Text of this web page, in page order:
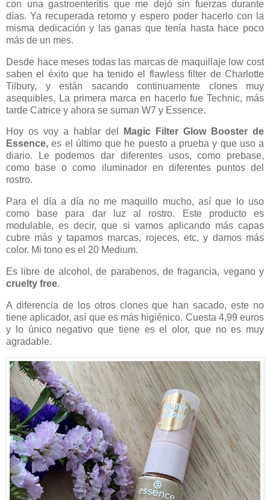
con una gastroenteritis que me dejó sin fuerzas durante
días. Ya recuperada retomo y espero poder hacerlo con la
misma dedicación y las ganas que tenía hasta hace poco
más de un mes.
Desde hace meses todas las marcas de maquillaje low cost
saben el éxito que ha tenido el flawless filter de Charlotte
Tilbury, y están sacando continuamente clones muy
asequibles. La primera marca en hacerlo fue Technic, más
tarde Catrice y ahora se suman W7 y Essence.
Hoy os voy a hablar del
Magic Filter Glow Booster de
Essence,es el último que he puesto a prueba y que uso a
diario. Le podemos dar diferentes usos, como prebase,
como base o como iluminador en diferentes puntos del
rostro.
Para el día a día no me maquillo mucho, así que lo uso
como base para dar luz al rostro. Este producto es
modulable, es decir, que si vamos aplicando más capas
cubre más y tapamos marcas, rojeces, etc, y damos más
color. Mi tono es el 20 Medium.
Es libre de alcohol, de parabenos, de fragancia, vegano y
cruelty free.
A diferencia de los otros clones que han sacado, este no
tiene aplicador, así que es más higiénico. Cuesta 4,99 euros
y lo único negativo que tiene es el olor, que no es muy
agradable.